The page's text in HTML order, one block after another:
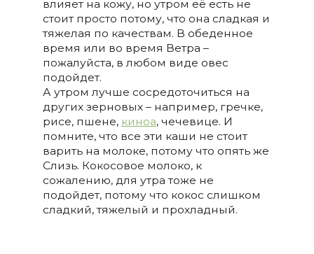
влияет на кожу, но утром её есть не
стоит просто потому, что она сладкая и
тяжелая по качествам. В обеденное
время или во время Ветра –
пожалуйста, в любом виде овес
подойдет.
А утром лучше сосредоточиться на
других зерновых – например, гречке,
рисе, пшене, киноа, чечевице. И
помните, что все эти каши не стоит
варить на молоке, потому что опять же
Слизь. Кокосовое молоко, к
сожалению, для утра тоже не
подойдет, потому что кокос слишком
сладкий, тяжелый и прохладный.